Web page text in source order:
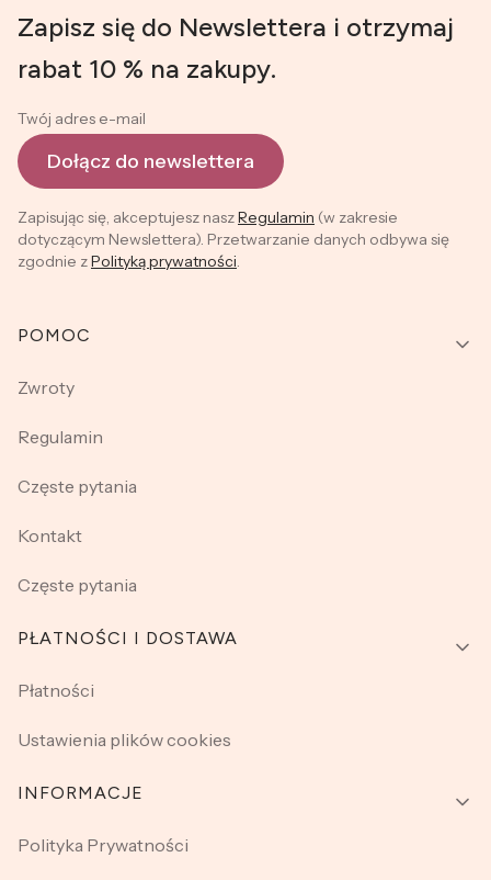
Zapisz się do Newslettera i otrzymaj
rabat 10 % na zakupy.
Twój adres e-mail
Dołącz do newslettera
Zapisując się, akceptujesz naszRegulamin (w zakresie
dotyczącym Newslettera). Przetwarzanie danych odbywa się
zgodnie zPolityką prywatności.
Linki w stopce
POMOC
Zwroty
Regulamin
Częste pytania
Kontakt
Częste pytania
PŁATNOŚCI I DOSTAWA
Płatności
Ustawienia plików cookies
INFORMACJE
Polityka Prywatności